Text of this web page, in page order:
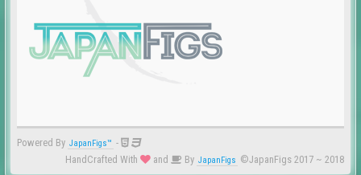
Powered By JapanFigs™ -
HandCrafted With
and By JapanFigs ©JapanFigs 2017 ~ 2018